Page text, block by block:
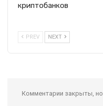
криптобанков
PREV NEXT
Комментарии закрыты, но